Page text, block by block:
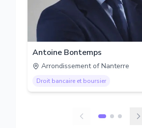
Antoine Bontemps
Arrondissement of Nanterre
Droit bancaire et boursier